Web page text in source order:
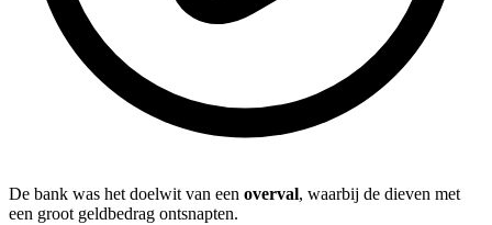
De bank was het doelwit van een overval, waarbij de dieven met
een groot geldbedrag ontsnapten.